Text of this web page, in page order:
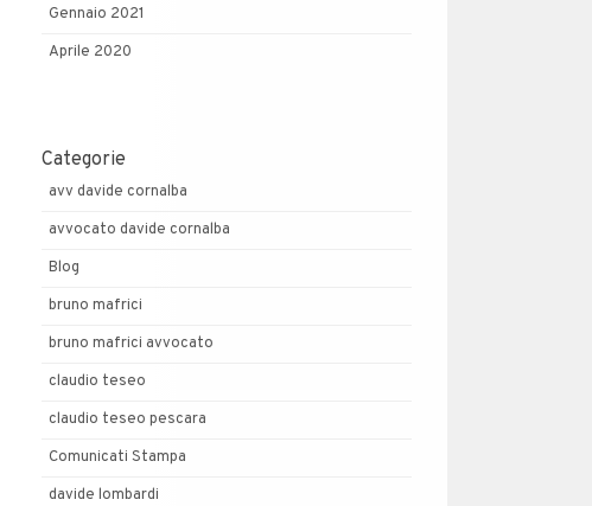
Gennaio 2021
Aprile 2020
Categorie
avv davide cornalba
avvocato davide cornalba
Blog
bruno mafrici
bruno mafrici avvocato
claudio teseo
claudio teseo pescara
Comunicati Stampa
davide lombardi